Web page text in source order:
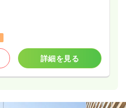
詳細を見る